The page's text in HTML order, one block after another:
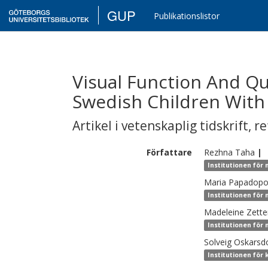
GUP Publikationslistor
Visual Function And
Swedish Children
Artikel i vetenskaplig tidskrift,
Författare Rezhna Taha |
Institutionen för
Maria
Institutionen för
Madeleine
Institutionen för
Solveig
Institutionen för